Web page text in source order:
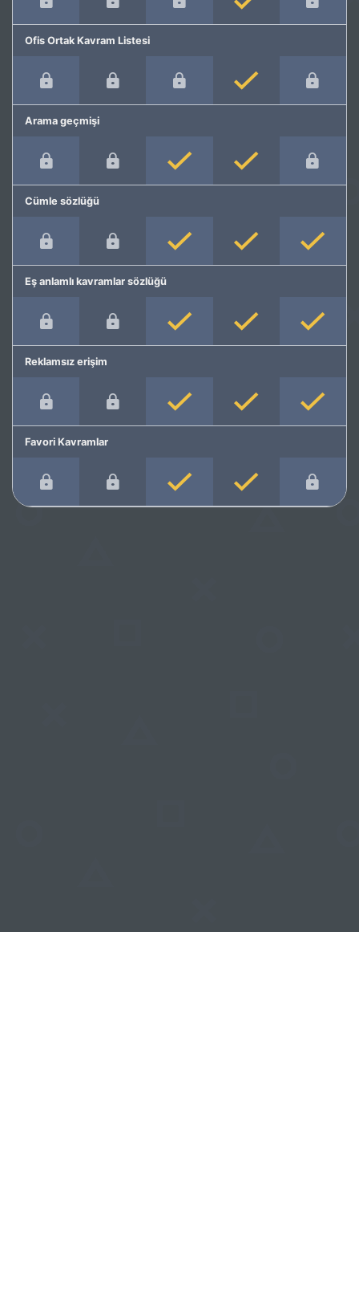
Ofis Ortak Kavram Listesi
Arama geçmişi
Cümle sözlüğü
Eş anlamlı kavramlar sözlüğü
Reklamsız erişim
Favori Kavramlar